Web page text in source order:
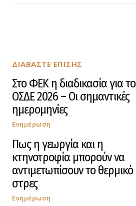
ΔΙΑΒΑΣΤΕ ΕΠΙΣΗΣ
Στο ΦΕΚ η διαδικασία για το
ΟΣΔΕ 2026 – Οι σημαντικές
ημερομηνίες
Ενημέρωση
Πως η γεωργία και η
κτηνοτροφία μπορούν να
αντιμετωπίσουν το θερμικό
στρες
Ενημέρωση